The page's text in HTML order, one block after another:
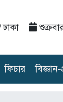
ঢাকা
ফিচার বিজ্ঞান-